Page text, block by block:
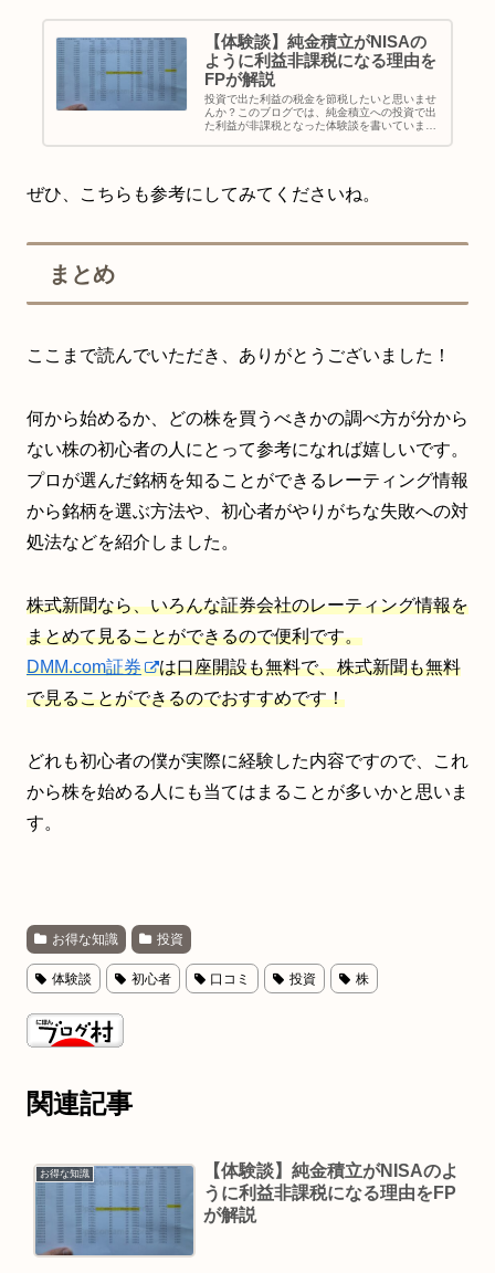
【体験談】純金積立がNISAの
ように利益非課税になる理由を
FPが解説
投資で出た利益の税金を節税したいと思いませ
んか？このブログでは、純金積立への投資で出
た利益が非課税となった体験談を書いていま
ぜひ、こちらも参考にしてみてくださいね。
まとめ
ここまで読んでいただき、ありがとうございました！
何から始めるか、どの株を買うべきかの調べ方が分から
ない株の初心者の人にとって参考になれば嬉しいです。
プロが選んだ銘柄を知ることができるレーティング情報
から銘柄を選ぶ方法や、初心者がやりがちな失敗への対
処法などを紹介しました。
株式新聞なら、いろんな証券会社のレーティング情報を
まとめて見ることができるので便利です。
DMM.com証券
は口座開設も無料で、株式新聞も無料
で見ることができるのでおすすめです！
どれも初心者の僕が実際に経験した内容ですので、これ
から株を始める人にも当てはまることが多いかと思いま
す。
お得な知識 投資
体験談 初心者 口コミ 投資 株
関連記事
お得な知識
【体験談】純金積立がNISAのよ
うに利益非課税になる理由をFP
が解説